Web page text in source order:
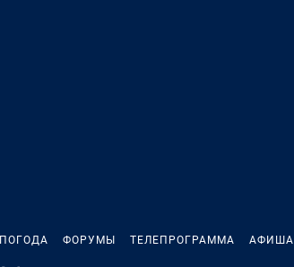
ПОГОДА ФОРУМЫ ТЕЛЕПРОГРАММА АФИША